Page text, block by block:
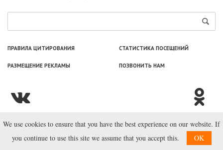
ПРАВИЛА ЦИТИРОВАНИЯ СТАТИСТИКА ПОСЕЩЕНИЙ
РАЗМЕЩЕНИЕ РЕКЛАМЫ ПОЗВОНИТЬ НАМ
© ООО «Лаборатория Новоcтей», 2003—2026.
We use cookies to ensure that you have the best experience on our website. If
you continue to use this site we assume that you accept this.
OK